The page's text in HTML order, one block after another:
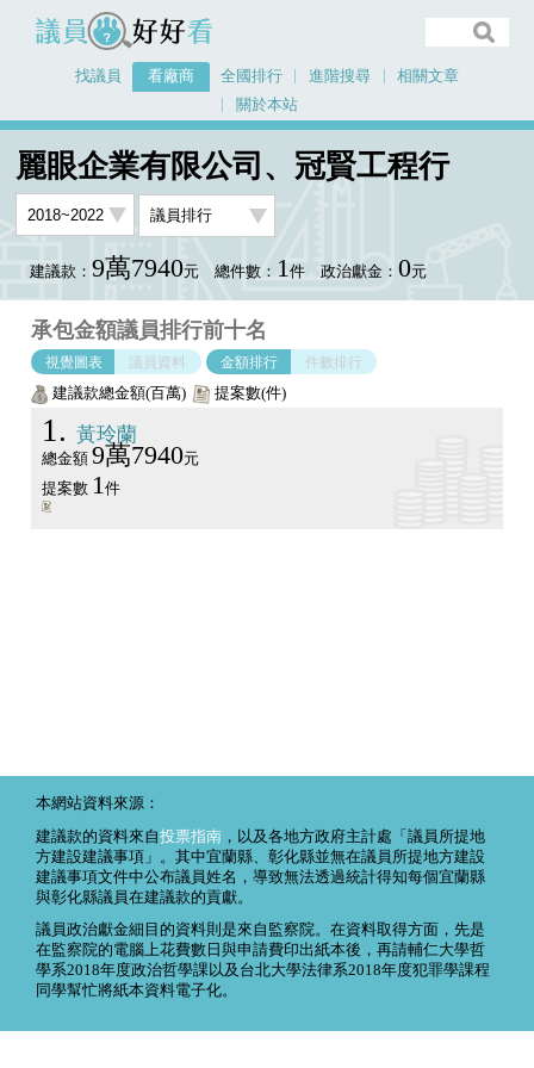
議員好好看
找議員 看廠商 全國排行 進階搜尋
相關文章
關於本站
麗眼企業有限公司、冠賢工程行
建議款： 9萬7940元 總件數： 1件 政治獻金： 0元
承包金額議員排行前十名
視覺圖表 議員資料 金額排行 件數排行
建議款總金額(百萬) 提案數(件)
1 黃玲蘭
總金額 9萬7940元
提案數 1件
本網站資料來源：
建議款的資料來自投票指南 ，以及各地方政府主計處「議員所提地
方建設建議事項」。其中宜蘭縣、彰化縣並無在議員所提地方建設
建議事項文件中公布議員姓名，導致無法透過統計得知每個宜蘭縣
與彰化縣議員在建議款的貢獻。
議員政治獻金細目的資料則是來自監察院。在資料取得方面，先是
在監察院的電腦上花費數日與申請費印出紙本後，再請輔仁大學哲
學系2018年度政治哲學課以及台北大學法律系2018年度犯罪學課程
同學幫忙將紙本資料電子化。